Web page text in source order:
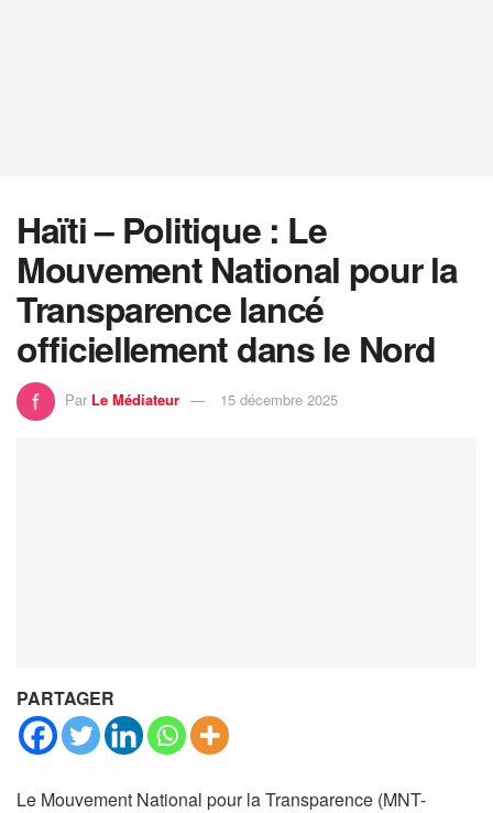
Haïti – Politique : Le
Mouvement National pour la
Transparence lancé
officiellement dans le Nord
Par Le Médiateur 15 décembre 2025
PARTAGER
Le Mouvement National pour la Transparence (MNT-